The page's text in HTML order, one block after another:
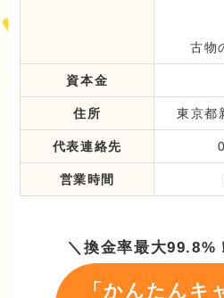
古物
資本金
住所 東京都
代表連絡先
営業時間
＼換金率最大99.8%
「かんたんキ